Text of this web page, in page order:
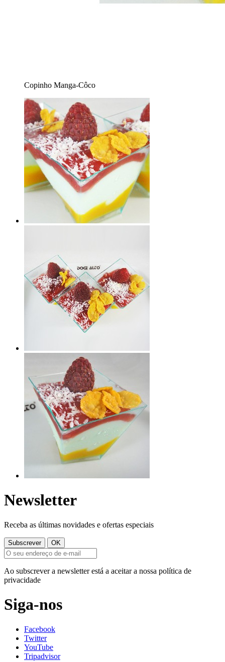
Copinho Manga-Côco
Newsletter
Receba as últimas novidades e ofertas especiais
Ao subscrever a newsletter está a aceitar a nossa política de
privacidade
Siga-nos
Facebook
Twitter
YouTube
Tripadvisor